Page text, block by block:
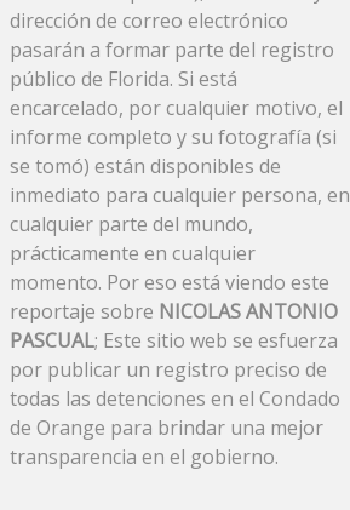
dirección de correo electrónico
pasarán a formar parte del registro
público de Florida. Si está
encarcelado, por cualquier motivo, el
informe completo y su fotografía (si
se tomó) están disponibles de
inmediato para cualquier persona, en
cualquier parte del mundo,
prácticamente en cualquier
momento. Por eso está viendo este
reportaje sobre NICOLAS ANTONIO
PASCUAL; Este sitio web se esfuerza
por publicar un registro preciso de
todas las detenciones en el Condado
de Orange para brindar una mejor
transparencia en el gobierno.